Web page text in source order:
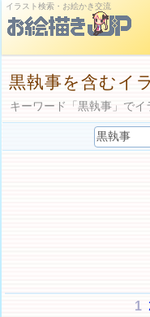
イラスト検索・お絵かき交流
黒執事を含むイ
キーワード「黒執事」で
1